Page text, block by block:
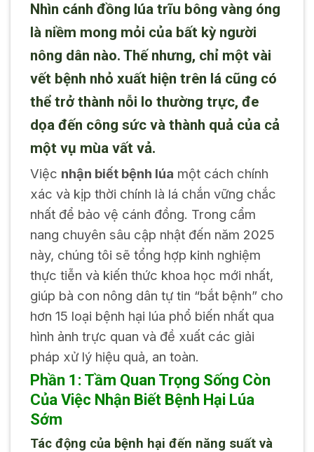
Nhìn cánh đồng lúa trĩu bông vàng óng
là niềm mong mỏi của bất kỳ người
nông dân nào. Thế nhưng, chỉ một vài
vết bệnh nhỏ xuất hiện trên lá cũng có
thể trở thành nỗi lo thường trực, đe
dọa đến công sức và thành quả của cả
một vụ mùa vất vả.
Việc nhận biết bệnh lúa một cách chính
xác và kịp thời chính là lá chắn vững chắc
nhất để bảo vệ cánh đồng. Trong cẩm
nang chuyên sâu cập nhật đến năm 2025
này, chúng tôi sẽ tổng hợp kinh nghiệm
thực tiễn và kiến thức khoa học mới nhất,
giúp bà con nông dân tự tin “bắt bệnh” cho
hơn 15 loại bệnh hại lúa phổ biến nhất qua
hình ảnh trực quan và đề xuất các giải
pháp xử lý hiệu quả, an toàn.
Phần 1: Tầm Quan Trọng Sống Còn
Của Việc Nhận Biết Bệnh Hại Lúa
Sớm
Tác động của bệnh hại đến năng suất và